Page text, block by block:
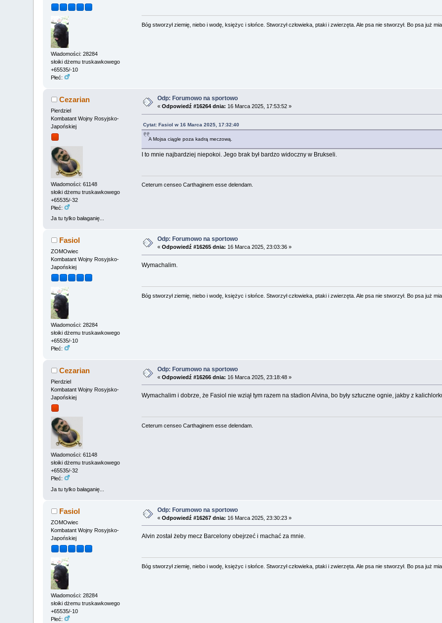
Wiadomości: 28284
słoiki dżemu truskawkowego
+65535/-10
Płeć:
Bóg stworzył ziemię, niebo i wodę, księżyc i słońce. Stworzył człowieka, ptaki i zwierzęta. Ale psa nie stworzył. Bo psa już
Cezarian
Pierdziel
Kombatant Wojny Rosyjsko-
Japońskiej
Wiadomości: 61148
słoiki dżemu truskawkowego
+65535/-32
Płeć:
Ja tu tylko bałaganię...
Odp: Forumowo na sportowo
«Odpowiedź #16264 dnia: 16 Marca 2025, 17:53:52 »
Cytat: Fasiol w 16 Marca 2025, 17:32:40
A Mojsa ciągle poza kadrą meczową.
I to mnie najbardziej niepokoi. Jego brak był bardzo widoczny w Brukseli.
Ceterum censeo Carthaginem esse delendam.
Fasiol
ZOMOwiec
Kombatant Wojny Rosyjsko-
Japońskiej
Wiadomości: 28284
słoiki dżemu truskawkowego
+65535/-10
Płeć:
Odp: Forumowo na sportowo
«Odpowiedź #16265 dnia: 16 Marca 2025, 23:03:36 »
Wymachalim.
Bóg stworzył ziemię, niebo i wodę, księżyc i słońce. Stworzył człowieka, ptaki i zwierzęta. Ale psa nie stworzył. Bo psa już
Cezarian
Pierdziel
Kombatant Wojny Rosyjsko-
Japońskiej
Wiadomości: 61148
słoiki dżemu truskawkowego
+65535/-32
Płeć:
Ja tu tylko bałaganię...
Odp: Forumowo na sportowo
«Odpowiedź #16266 dnia: 16 Marca 2025, 23:18:48 »
Wymachalim i dobrze, że Fasiol nie wziął tym razem na stadion Alvina, bo były sztuczne ognie, jakby z
Ceterum censeo Carthaginem esse delendam.
Fasiol
ZOMOwiec
Kombatant Wojny Rosyjsko-
Japońskiej
Wiadomości: 28284
słoiki dżemu truskawkowego
+65535/-10
Płeć:
Odp: Forumowo na sportowo
«Odpowiedź #16267 dnia: 16 Marca 2025, 23:30:23 »
Alvin został żeby mecz Barcelony obejrzeć i machać za mnie.
Bóg stworzył ziemię, niebo i wodę, księżyc i słońce. Stworzył człowieka, ptaki i zwierzęta. Ale psa nie stworzył. Bo psa już